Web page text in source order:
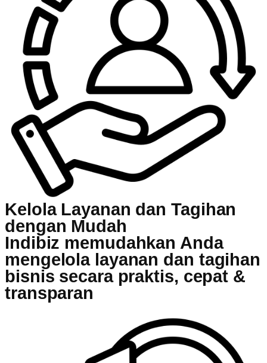
Kelola Layanan dan Tagihan
dengan Mudah
Indibiz memudahkan Anda
mengelola layanan dan tagihan
bisnis secara praktis, cepat &
transparan